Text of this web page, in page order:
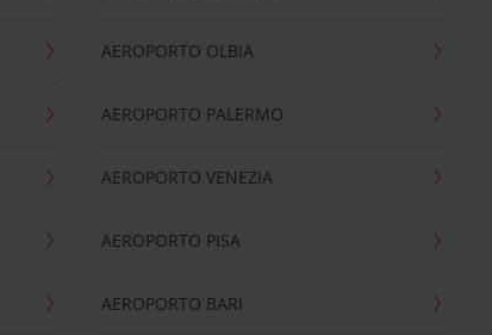
AEROPORTO OLBIA
AEROPORTO PALERMO
AEROPORTO VENEZIA
AEROPORTO PISA
AEROPORTO BARI